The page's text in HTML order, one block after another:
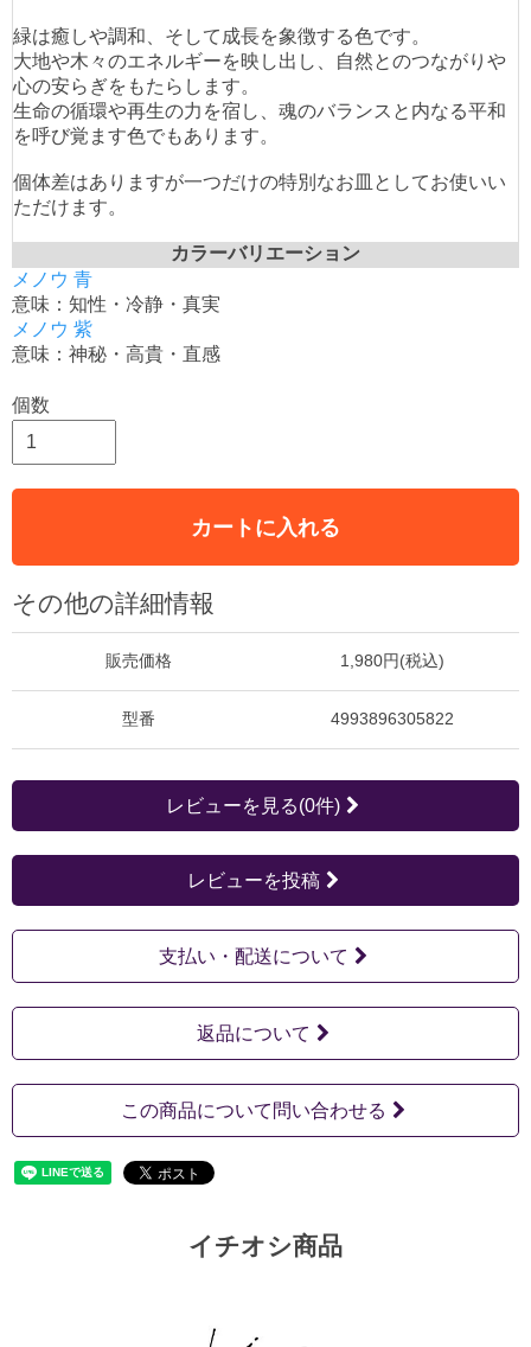
緑は癒しや調和、そして成長を象徴する色です。
大地や木々のエネルギーを映し出し、自然とのつながりや
心の安らぎをもたらします。
生命の循環や再生の力を宿し、魂のバランスと内なる平和
を呼び覚ます色でもあります。
個体差はありますが一つだけの特別なお皿としてお使いい
ただけます。
カラーバリエーション
メノウ 青
意味：知性・冷静・真実
メノウ 紫
意味：神秘・高貴・直感
個数
カートに入れる
その他の詳細情報
販売価格 1,980円(税込)
型番 4993896305822
レビューを見る(0件)
レビューを投稿
支払い・配送について
返品について
この商品について問い合わせる
イチオシ商品